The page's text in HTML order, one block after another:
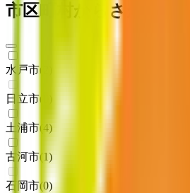
市区町村からさがす
水戸市(
日立市(
土浦市( 4)
古河市( 1)
石岡市(0)